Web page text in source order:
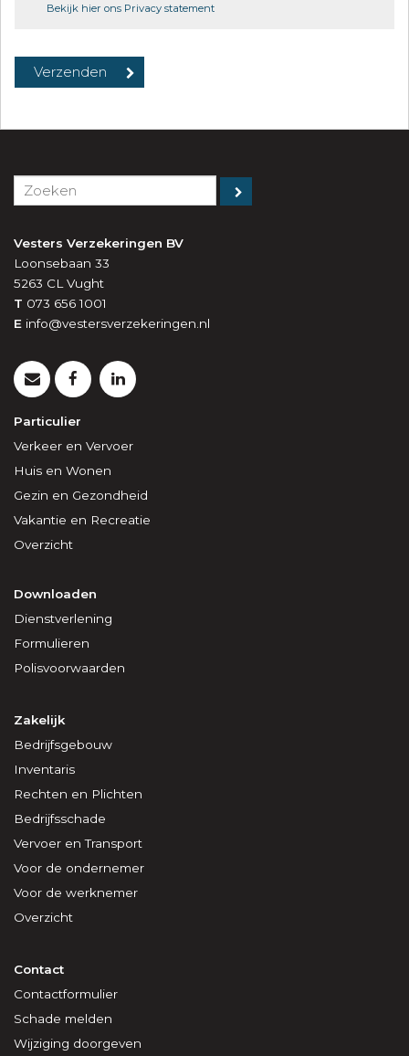
Bekijk hier ons Privacy statement
Vesters Verzekeringen BV
Loonsebaan 33
5263 CL Vught
T 073 656 1001
E info@vestersverzekeringen.nl
Particulier
Verkeer en Vervoer
Huis en Wonen
Gezin en Gezondheid
Vakantie en Recreatie
Overzicht
Downloaden
Dienstverlening
Formulieren
Polisvoorwaarden
Zakelijk
Bedrijfsgebouw
Inventaris
Rechten en Plichten
Bedrijfsschade
Vervoer en Transport
Voor de ondernemer
Voor de werknemer
Overzicht
Contact
Contactformulier
Schade melden
Wijziging doorgeven